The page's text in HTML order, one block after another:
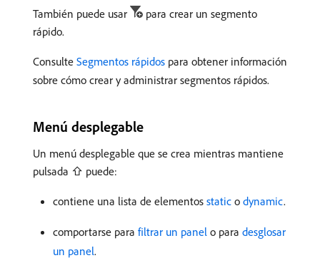
También puede usar
para crear un segmento
rápido.
Consulte Segmentos rápidos para obtener información
sobre cómo crear y administrar segmentos rápidos.
Menú desplegable
Un menú desplegable que se crea mientras mantiene
pulsada ⇧ puede:
contiene una lista de elementos static o dynamic.
comportarse para filtrar un panel o para desglosar
un panel.